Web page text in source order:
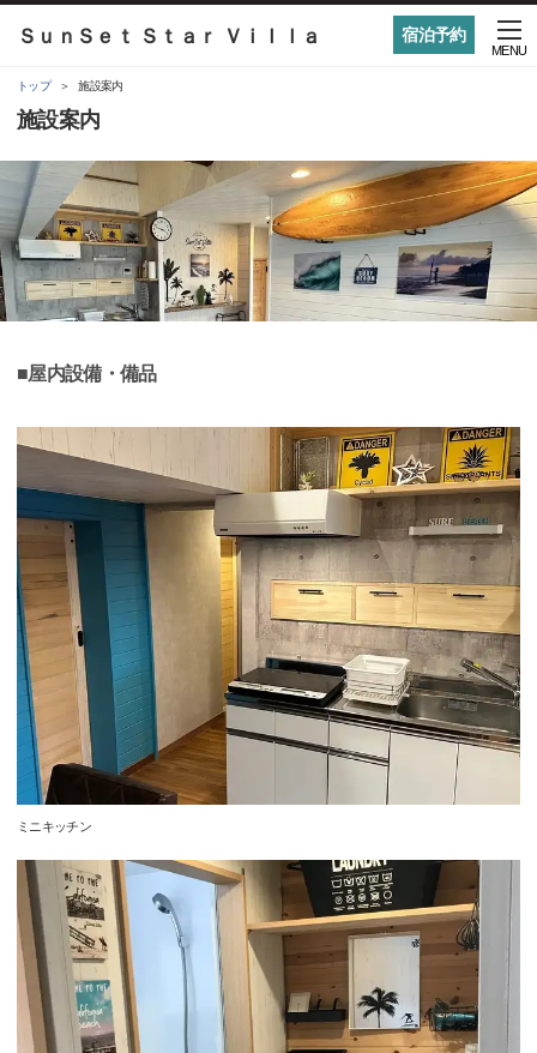
宿泊予約
ＳｕｎＳｅｔ Ｓｔａｒ Ｖｉｌｌａ
MENU
トップ 施設案内
施設案内
■屋内設備・備品
ミニキッチン